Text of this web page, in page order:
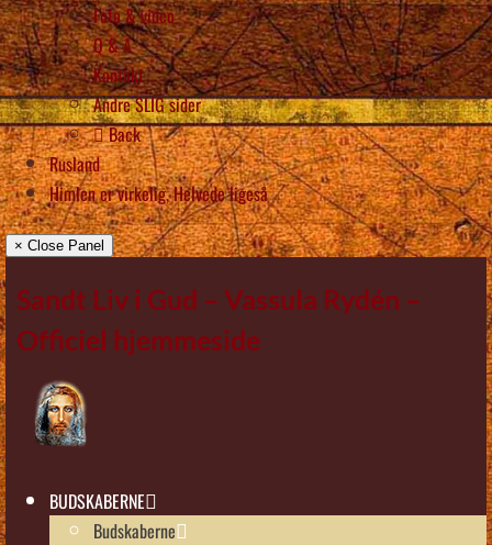
Foto & video
Q & A
Kontakt
Andre SLIG sider
Back
Rusland
Himlen er virkelig, Helvede ligeså
× Close Panel
Sandt Liv i Gud – Vassula Rydén –
Officiel hjemmeside
BUDSKABERNE
Budskaberne